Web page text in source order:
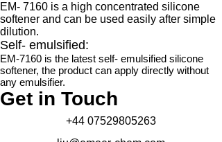
EM- 7160 is a high concentrated silicone
softener and can be used easily after simple
dilution.
Self- emulsified:
EM-7160 is the latest self- emulsified silicone
softener, the product can apply directly without
any emulsifier.
Get in Touch
+44 07529805263